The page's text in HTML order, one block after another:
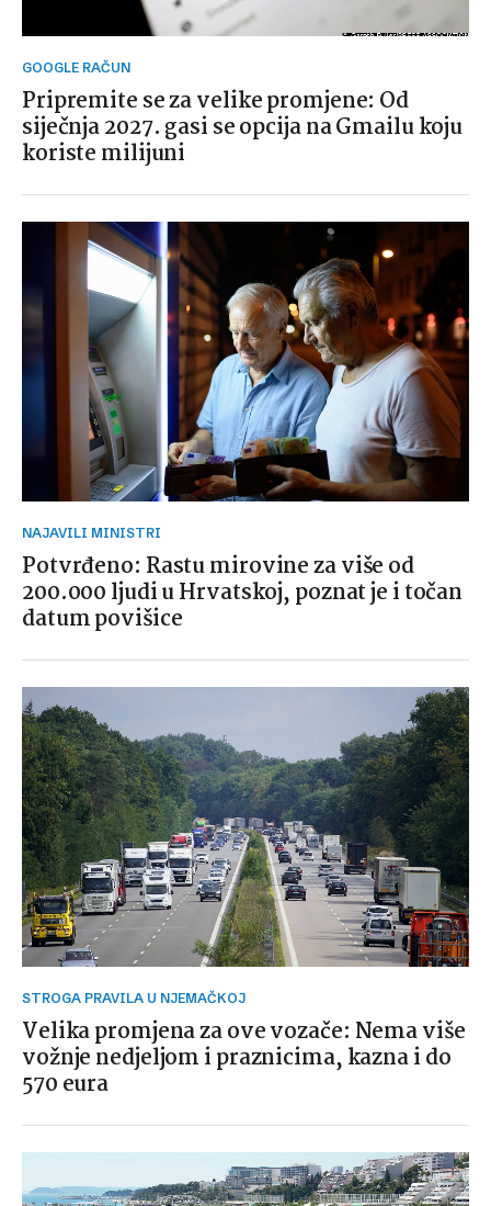
GOOGLE RAČUN
Pripremite se za velike promjene: Od
siječnja 2027. gasi se opcija na Gmailu koju
koriste milijuni
NAJAVILI MINISTRI
Potvrđeno: Rastu mirovine za više od
200.000 ljudi u Hrvatskoj, poznat je i točan
datum povišice
STROGA PRAVILA U NJEMAČKOJ
Velika promjena za ove vozače: Nema više
vožnje nedjeljom i praznicima, kazna i do
570 eura